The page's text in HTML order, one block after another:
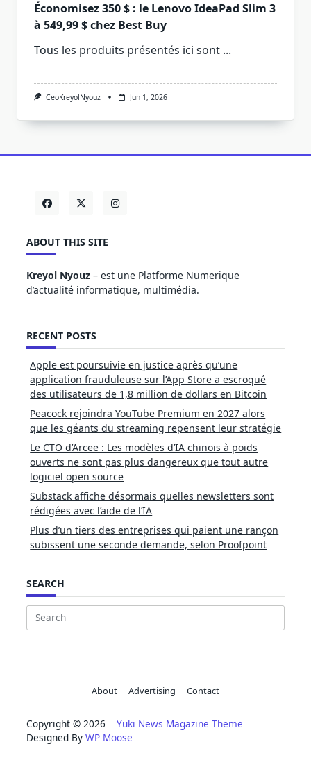
Économisez 350 $ : le Lenovo IdeaPad Slim 3
à 549,99 $ chez Best Buy
Tous les produits présentés ici sont ...
CeoKreyolNyouz Jun 1, 2026
ABOUT THIS SITE
Kreyol Nyouz – est une Platforme Numerique
d’actualité informatique, multimédia.
RECENT POSTS
Apple est poursuivie en justice après qu’une
application frauduleuse sur l’App Store a escroqué
des utilisateurs de 1,8 million de dollars en Bitcoin
Peacock rejoindra YouTube Premium en 2027 alors
que les géants du streaming repensent leur stratégie
Le CTO d’Arcee : Les modèles d’IA chinois à poids
ouverts ne sont pas plus dangereux que tout autre
logiciel open source
Substack affiche désormais quelles newsletters sont
rédigées avec l’aide de l’IA
Plus d’un tiers des entreprises qui paient une rançon
subissent une seconde demande, selon Proofpoint
SEARCH
Search
About Advertising Contact
Copyright © 2026 Yuki News Magazine Theme
Designed By WP Moose